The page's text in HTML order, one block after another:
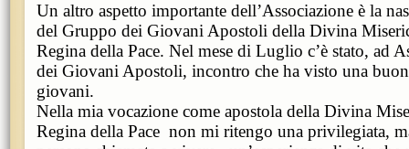
Un altro aspetto importante dell’Associazione è la
del Gruppo dei Giovani Apostoli della Divina
Regina della Pace. Nel mese di Luglio c’è stato, ad
dei Giovani Apostoli, incontro che ha visto una
giovani.
Nella mia vocazione come apostola della Divina
Regina della Pace non mi ritengo una privilegiata,